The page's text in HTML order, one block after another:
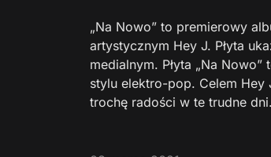
„Na Nowo” to premierowy
artystycznym Hey J. Płyta
medialnym. Płyta „Na
stylu elektro-pop. Celem Hey
trochę radości w te trudne